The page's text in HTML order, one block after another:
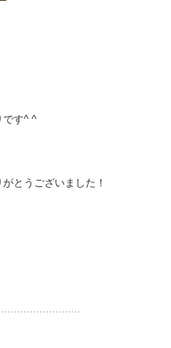
です^ ^
とうございました！